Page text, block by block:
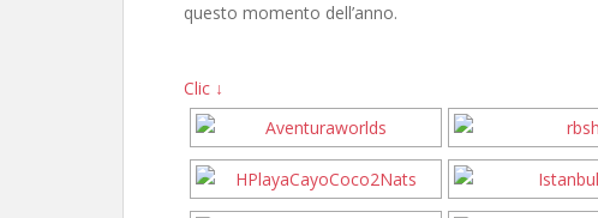
questo momento dell’anno.
Clic ↓